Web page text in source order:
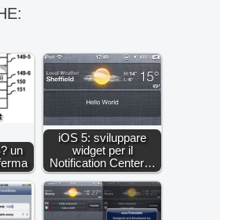
un
iOS 5: sviluppare
widget per il
Notification Center…